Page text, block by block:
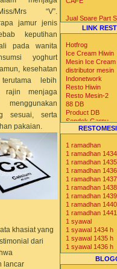
Mrs “V”.
jamur jenis
keputihan
pada wanita
yoghurt
kesehatan
lebih
rajin menjaga
menggunakan
sesuai, serta
pakaian.
khasiat yang
dari
lancar
Jual Spare Part
Mesin Soft Hard
Krim
Distributor Agen
Gelas Kertas
Es Krim Gelato
Yoghurt
Distributor Agen
Ice Bag Box
Kotak Styrofoam
Suhu Dingin
LINK
Hotfrog
Ice Cream Hiwin
Mesin Ice Cream
distributor mesin
Indonetwork
Resto Hiwin
Resto Mesin-2
88 DB
Product DB
Sendok Garpu
Tabloid Nova
Blog Catalog
US Trade
Komunitas Bisnis
1 ramadhan
1 ramadhan
1 ramadhan
1 ramadhan
1 ramadhan
1 ramadhan
1 ramadhan
1 ramadhan
1 ramadhan
1 syawal
1 syawal 1434 h
1 syawal 1435 h
1 syawal 1436 h
1 syawal 1437 h
1 syawal 1438 h